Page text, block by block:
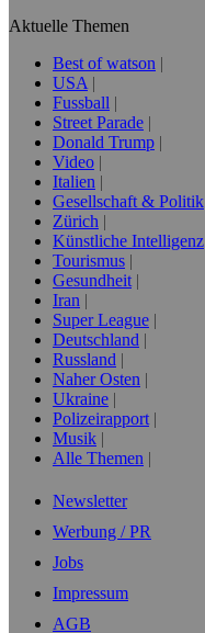
Aktuelle Themen
Best of watson
USA
Fussball
Street Parade
Donald Trump
Video
Italien
Gesellschaft & Politik
Zürich
Künstliche Intelligenz
Tourismus
Gesundheit
Iran
Super League
Deutschland
Russland
Naher Osten
Ukraine
Polizeirapport
Musik
Alle Themen
Newsletter
Werbung / PR
Jobs
Impressum
AGB